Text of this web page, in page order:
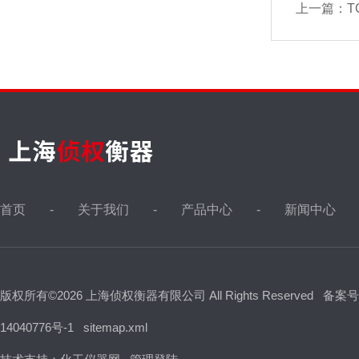
上一篇：
首页 关于我们 产品中心 新闻中心
版权所有©2026 上海侦权衡器有限公司 All Rights Reserved 备案
14040776号-1 sitemap.xml